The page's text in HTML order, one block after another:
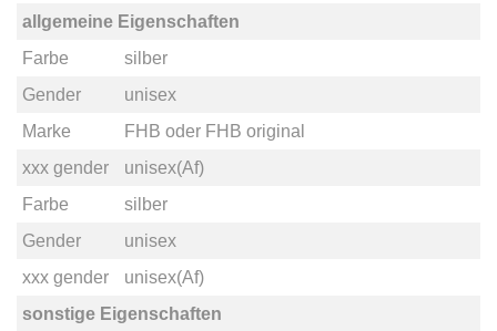
allgemeine Eigenschaften
Farbe
silber
Gender
unisex
Marke
FHB oder FHB original
xxx gender
unisex(Af)
Farbe
silber
Gender
unisex
xxx gender
unisex(Af)
sonstige Eigenschaften